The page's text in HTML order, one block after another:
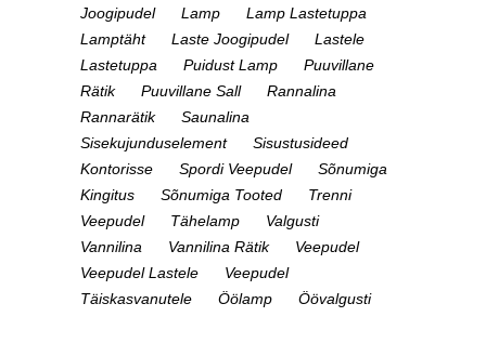
Joogipudel
Lamp
Lamp Lastetuppa
Lamptäht
Laste Joogipudel
Lastele
Lastetuppa
Puidust Lamp
Puuvillane
Rätik
Puuvillane Sall
Rannalina
Rannarätik
Saunalina
Sisekujunduselement
Sisustusideed
Kontorisse
Spordi Veepudel
Sõnumiga
Kingitus
Sõnumiga Tooted
Trenni
Veepudel
Tähelamp
Valgusti
Vannilina
Vannilina Rätik
Veepudel
Veepudel Lastele
Veepudel
Täiskasvanutele
Öölamp Öövalgusti